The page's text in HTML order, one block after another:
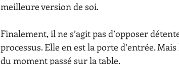
meilleure version de soi.
Finalement, il ne s’agit pas d’opposer
processus. Elle en est la porte d’entrée.
du moment passé sur la table.